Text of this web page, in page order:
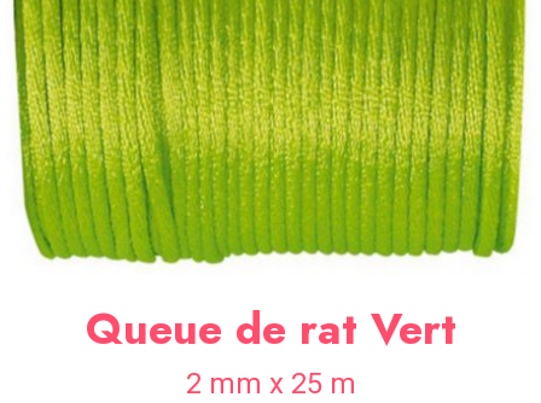
SOIRÉE
OCCASIONS
SPÉCIALES
DÉCO
TABLE
ET
SALLE
CONTACT
Queue de rat Vert
2 mm x 25 m